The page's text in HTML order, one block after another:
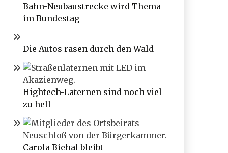
Bahn-Neubaustrecke wird Thema
im Bundestag
Die Autos rasen durch den Wald
Hightech-Laternen sind noch viel
zu hell
Carola Biehal bleibt